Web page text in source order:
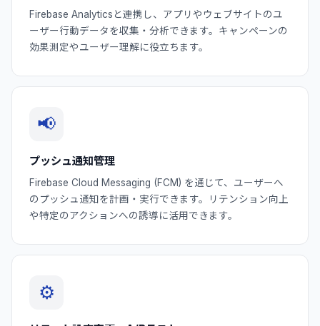
Firebase Analyticsと連携し、アプリやウェブサイトのユ
ーザー行動データを収集・分析できます。キャンペーンの
効果測定やユーザー理解に役立ちます。
📢
プッシュ通知管理
Firebase Cloud Messaging (FCM) を通じて、ユーザーへ
のプッシュ通知を計画・実行できます。リテンション向上
や特定のアクションへの誘導に活用できます。
⚙️